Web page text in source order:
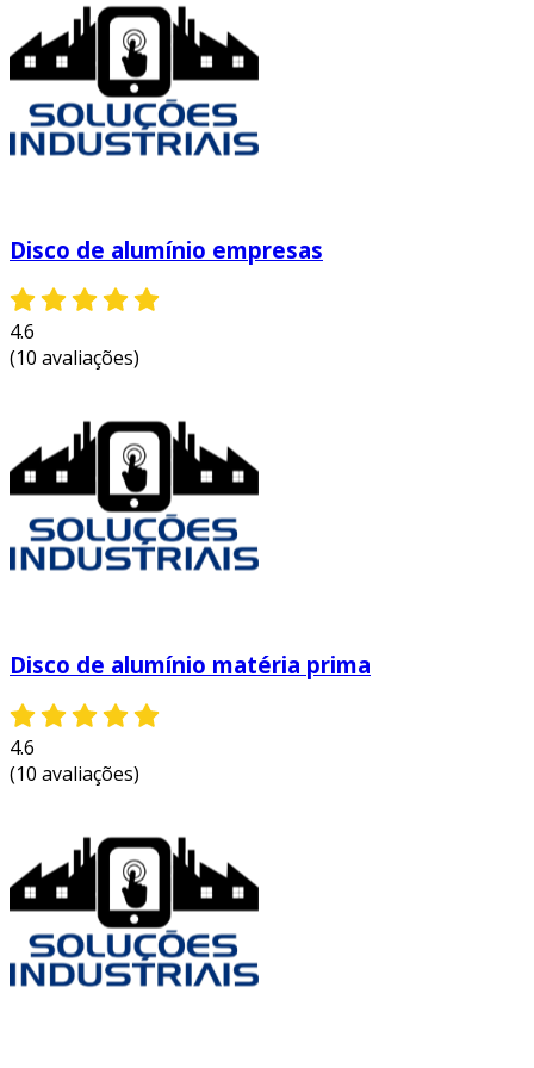
uma série de vantagens que o tornam uma
escolha popular entre profissionais e
cozinheiros amadores. uma das principais
vantagens é a sua capacidade de conduzir e
distribuir o calor de maneira uniforme,
resultando em uma pizza bem cozida.
evitando esforços desnecessários e possíveis
acidentes. outras vantagens incluem:
alumínio é fácil de limpar, pois o material
garantindo durabilidade e praticidade.
resistência:
os discos de alumínio são
resistentes a altas temperaturas e não
deformam, mesmo após múltiplas
utilizações, o que os torna ideais para
ambientes profissionais.
cozinha, permitindo agilidade na
preparação das pizzas.
eficientes, os discos de alumínio
necessidade de reposição frequente.
em suma, o disco de alumínio para pizza
combina eficiência, durabilidade e praticidade,
sendo um item essencial para quem busca a
excelência na preparação desse prato icônico.
Disco de alumínio empresas
4.6
(10 avaliações)
Disco de alumínio matéria prima
4.6
(10 avaliações)